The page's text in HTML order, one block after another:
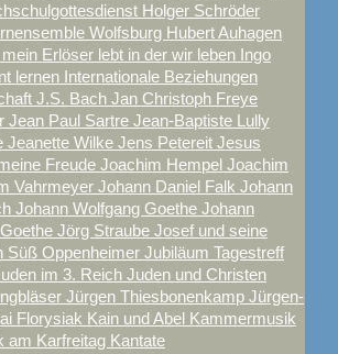
Holger Schröder
Wolfsburg Hubert Auhagen
Erlöser lebt in der wir leben Ingo
lernen Internationale Beziehungen
J.S. Bach Jan Christoph Freye
Jean Paul Sartre Jean-Baptiste Lully
Jeanette Wilke Jens Petereit Jesus
Freude Joachim Hempel Joachim
Vahrmeyer Johann Daniel Falk Johann
Johann Wolfgang Goethe Johann
Jörg Straube Josef und seine
Süß Oppenheimer Jubiläum Tagestreff
im 3. Reich Juden und Christen
Jürgen Thiesbonenkamp Jürgen-
Florysiak Kain und Abel Kammermusik
am Karfreitag Kantate